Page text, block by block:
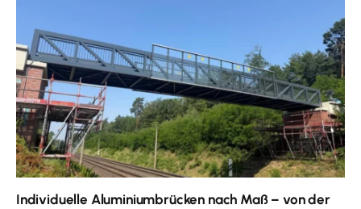
Individuelle Aluminiumbrücken nach Maß – von der